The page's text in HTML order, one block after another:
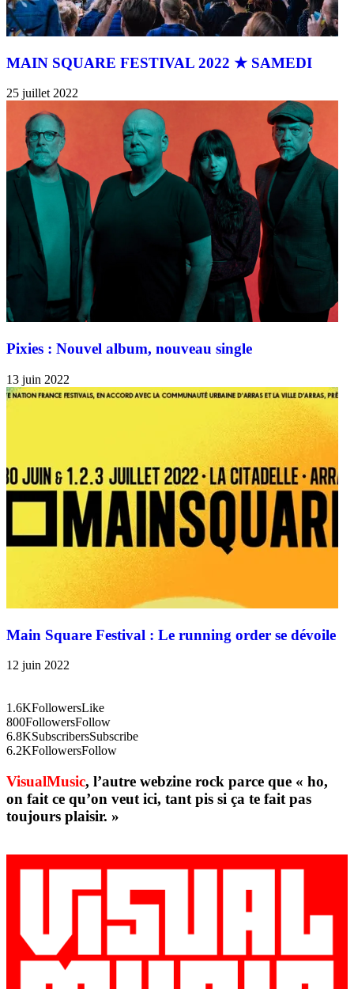
MAIN SQUARE FESTIVAL 2022 ★ SAMEDI
25 juillet 2022
Pixies : Nouvel album, nouveau single
13 juin 2022
Main Square Festival : Le running order se dévoile
12 juin 2022
1.6KFollowersLike
800FollowersFollow
6.8KSubscribersSubscribe
6.2KFollowersFollow
VisualMusic, l’autre webzine rock parce que « ho,
on fait ce qu’on veut ici, tant pis si ça te fait pas
toujours plaisir. »